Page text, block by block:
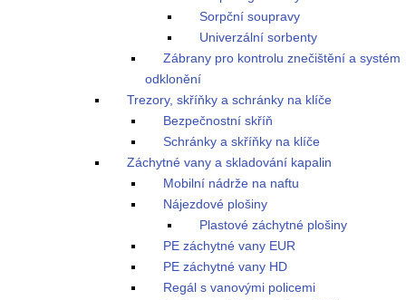
Sorpční soupravy
Univerzální sorbenty
Zábrany pro kontrolu znečištění a systém
odklonění
Trezory, skříňky a schránky na klíče
Bezpečnostní skříň
Schránky a skříňky na klíče
Záchytné vany a skladování kapalin
Mobilní nádrže na naftu
Nájezdové plošiny
Plastové záchytné plošiny
PE záchytné vany EUR
PE záchytné vany HD
Regál s vanovými policemi